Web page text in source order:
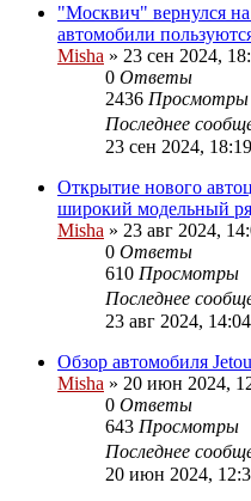
"Москвич" вернулся
автомобили
Misha » 23 сен 2024,
0 Ответы
2436 Просмотры
Последнее
23 сен 2024, 18:19
Открытие нового
широкий модельный
Misha » 23 авг 2024,
0 Ответы
610 Просмотры
Последнее
23 авг 2024, 14:04
Обзор автомобиля
Misha » 20 июн 2024,
0 Ответы
643 Просмотры
Последнее
20 июн 2024,